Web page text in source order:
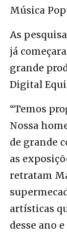
Música
As
já
grande
Digital
“Temos
Nossa
de grande
as
retratam
artísticas
desse ano